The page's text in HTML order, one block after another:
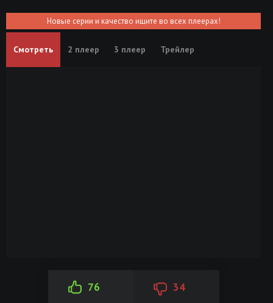
Новые серии и качество ищите во всех плеерах!
Смотреть 2 плеер 3 плеер Трейлер
76 34